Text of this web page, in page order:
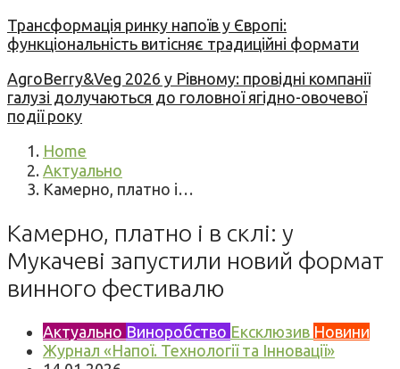
Трансформація ринку напоїв у Європі:
функціональність витісняє традиційні формати
AgroBerry&Veg 2026 у Рівному: провідні компанії
галузі долучаються до головної ягідно-овочевої
події року
Home
Актуально
Камерно, платно і…
Камерно, платно і в склі: у
Мукачеві запустили новий формат
винного фестивалю
Актуально Виноробство Ексклюзив Новини
Журнал «Напої. Технології та Інновації»